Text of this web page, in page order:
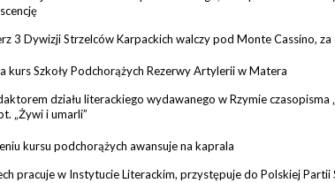
3 Dywizji Strzelców Karpackich walczy pod Monte Cassino,
kurs Szkoły Podchorążych Rezerwy Artylerii w Matera
działu literackiego wydawanego w Rzymie czasopisma
„Żywi i umarli”
kursu podchorążych awansuje na kaprala
pracuje w Instytucie Literackim, przystępuje do Polskiej